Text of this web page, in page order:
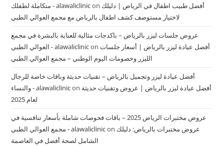
متكاملة لطفلك - alawaliclinicon أفضل طبيب اطفال في الرياض | دليلك
لاختيار مستوصف كشف اطفال بالرياض مع مجمع العوالي الطبي
عروض جلسات ليزر بالرياض – باكدجات مثالية للعناية بالبشرة في مجمع
العوالي الطبي - alawalicliniconأفضل عيادة ليزر بالرياض | أسعار جلسات
الليزر وخصومات اليوم الوطني – مجمع العوالي الطبي
أفضل عيادة ليزر وتجميل بالرياض – تقنيات حديثة وباقات خاصة للرجال
والنساء - alawaliclinicon أفضل عيادة ليزر بالرياض | عروض وتقنيات حديثة
لعام 2025
عروض مختبرات الرياض 2025 – باقات فحوصات شاملة بأسعار تنافسية في
مجمع العوالي الطبي - alawaliclinicon عروض مختبرات بالرياض: دليلك
الشامل لصحة أفضل في العاصمة